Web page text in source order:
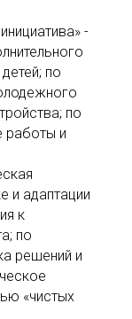
-
по
по
работы и
и адаптации
к
по
решений и
«чистых